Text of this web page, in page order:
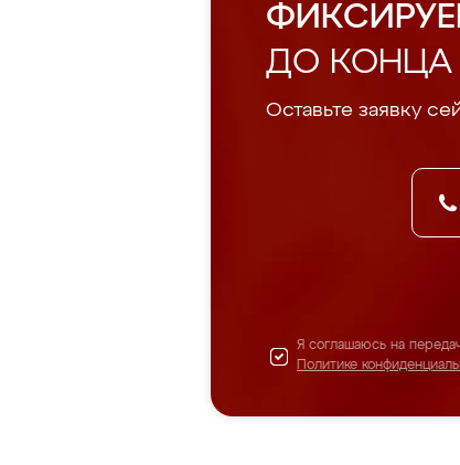
ДО КОНЦА
Оставьте заявку
Я соглашаюсь на
Политике